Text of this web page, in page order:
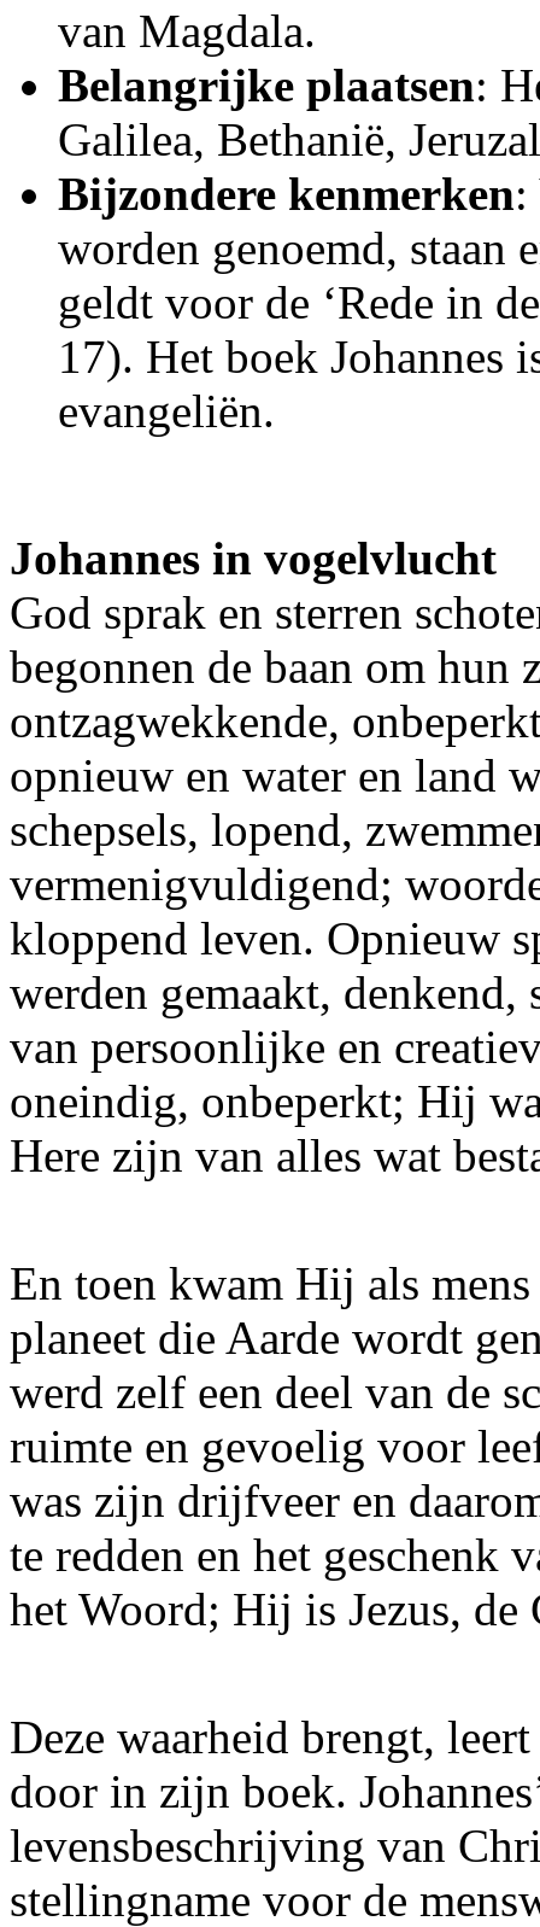
van Magdala.
Belangrijke plaatsen:
Galilea, Bethanië,
Bijzondere kenmerken:
worden genoemd, staan
geldt voor de ‘Rede in
17). Het boek Johannes
evangeliën.
Johannes in vogelvlucht
God sprak en sterren
begonnen de baan om hun
ontzagwekkende,
opnieuw en water en land
schepsels, lopend,
vermenigvuldigend;
kloppend leven. Opnieuw
werden gemaakt,
van persoonlijke en
oneindig, onbeperkt; Hij
Here zijn van alles wat
En toen kwam Hij als
planeet die Aarde wordt
werd zelf een deel van de
ruimte en gevoelig voor
was zijn drijfveer en
te redden en het geschenk
het Woord; Hij is Jezus, de
Deze waarheid brengt,
door in zijn boek.
levensbeschrijving van
stellingname voor de